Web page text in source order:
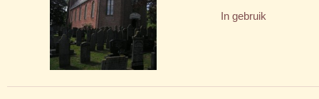
In gebruik